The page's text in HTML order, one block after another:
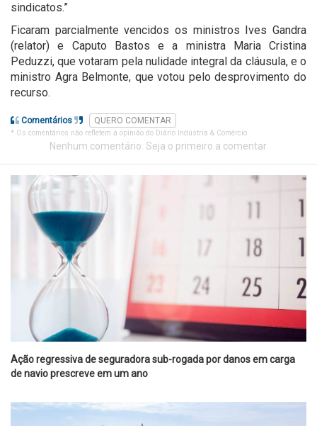
sindicatos.”
Ficaram parcialmente vencidos os ministros Ives Gandra
(relator) e Caputo Bastos e a ministra Maria Cristina
Peduzzi, que votaram pela nulidade integral da cláusula, e o
ministro Agra Belmonte, que votou pelo desprovimento do
recurso.
Comentários QUERO COMENTAR
* Os comentários não refletem a opinião do Diário Indústria & Comércio
Nenhum comentário. Seja o primeiro a comentar.
Ação regressiva de seguradora sub-rogada por danos em carga
de navio prescreve em um ano